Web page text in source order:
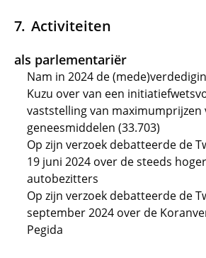
Activiteiten
als parlementariër
Nam in 2024 de
Kuzu over van een
vaststelling van maximumprijzen
geneesmiddelen (33.703)
Op zijn verzoek debatteerde de
19 juni 2024 over de steeds
autobezitters
Op zijn verzoek debatteerde de
september 2024 over de
Pegida